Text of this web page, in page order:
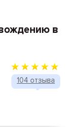
в
104 отзыва